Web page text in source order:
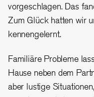
vorgeschlagen. Das
Zum Glück hatten wir
kennengelernt.
Familiäre Probleme
Hause neben dem
aber lustige